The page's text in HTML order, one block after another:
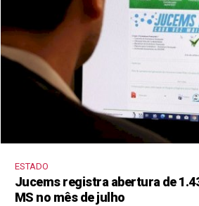
ESTADO
Jucems registra abertura de
MS no mês de julho